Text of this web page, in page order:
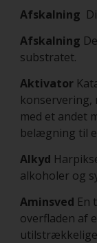
Afskalning
Afskalning
substratet.
Aktivator
konservering,
med et andet
belægning til
Alkyd
alkoholer og
Aminsved En
overfladen af